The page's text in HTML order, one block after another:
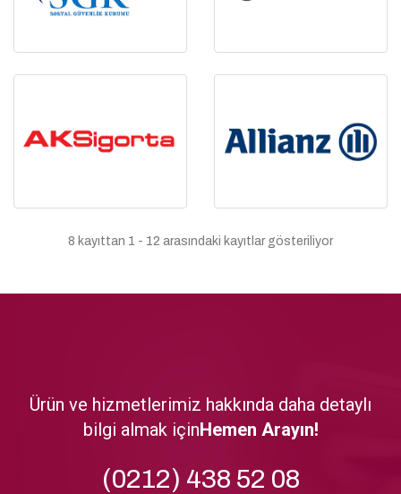
8 kayıttan 1 - 12 arasındaki kayıtlar gösteriliyor
Ürün ve hizmetlerimiz hakkında daha detaylı
bilgi almak içinHemen Arayın!
(0212) 438 52 08